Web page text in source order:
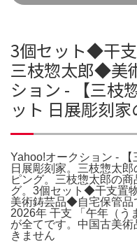
3個セット◆干
三枝惣太郎◆美
ション - 【三枝
ット 日展彫刻
Yahoo!オークション - 【
日展彫刻家。三枝惣太
ピング。三枝惣太郎の
グ。3個セット◆干支
美術鋳芸品◆自宅保管品
2026年 干支 「午年（
が全てです。中国古美
きません